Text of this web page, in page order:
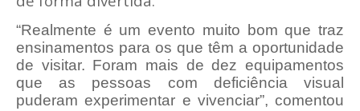
“Realmente é um evento muito bom que traz
ensinamentos para os que têm a oportunidade
de visitar. Foram mais de dez equipamentos
que as pessoas com deficiência visual
puderam experimentar e vivenciar”, comentou